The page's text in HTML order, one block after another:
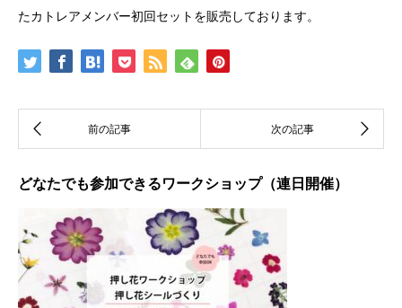
たカトレアメンバー初回セットを販売しております。
どなたでも参加できるワークショップ（連日開催）